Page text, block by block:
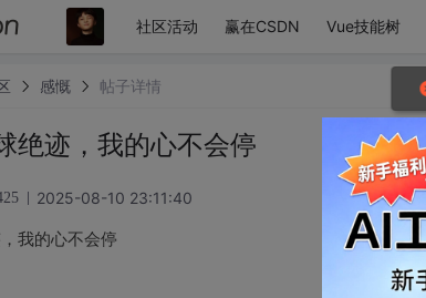
社区活动 赢在CSDN Vue技能树
感慨 帖子详情
绝迹，我的心不会停
2025-08-10 23:11:40
我的心不会停